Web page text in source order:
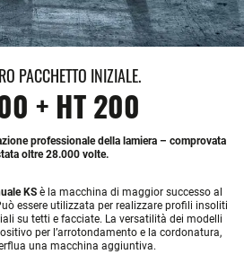
PACCHETTO INIZIALE.
+ HT 200
professionale della lamiera – comprovata
oltre 28.000 volte.
KS è la macchina di maggior successo al
essere utilizzata per realizzare profili insoliti
su tetti e facciate. La versatilità dei modelli
per l’arrotondamento e la cordonatura,
una macchina aggiuntiva.